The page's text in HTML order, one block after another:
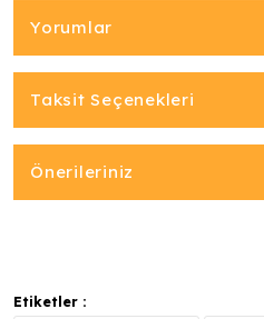
Yorumlar
Taksit Seçenekleri
Önerileriniz
Etiketler :